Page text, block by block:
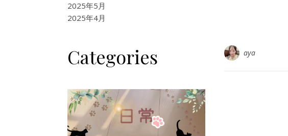
2025年5月
2025年4月
Categories aya